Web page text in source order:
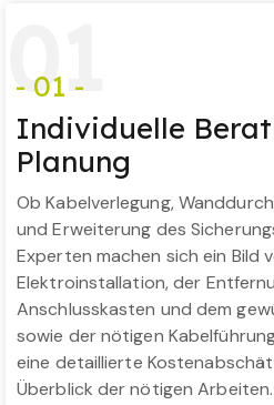
01
- 01 -
Individuelle
Planung
Ob Kabelverlegung,
und Erweiterung des
Experten machen sich ein Bild
Elektroinstallation, der
Anschlusskasten und dem
sowie der nötigen
eine detaillierte
Überblick der nötigen Arbeiten.